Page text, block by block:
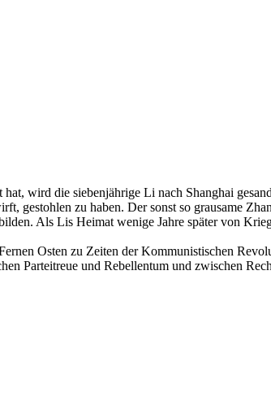
wird die siebenjährige Li nach Shanghai
gestohlen zu haben. Der sonst so grausame
Als Lis Heimat wenige Jahre später von
Osten zu Zeiten der Kommunistischen
Parteitreue und Rebellentum und zwischen